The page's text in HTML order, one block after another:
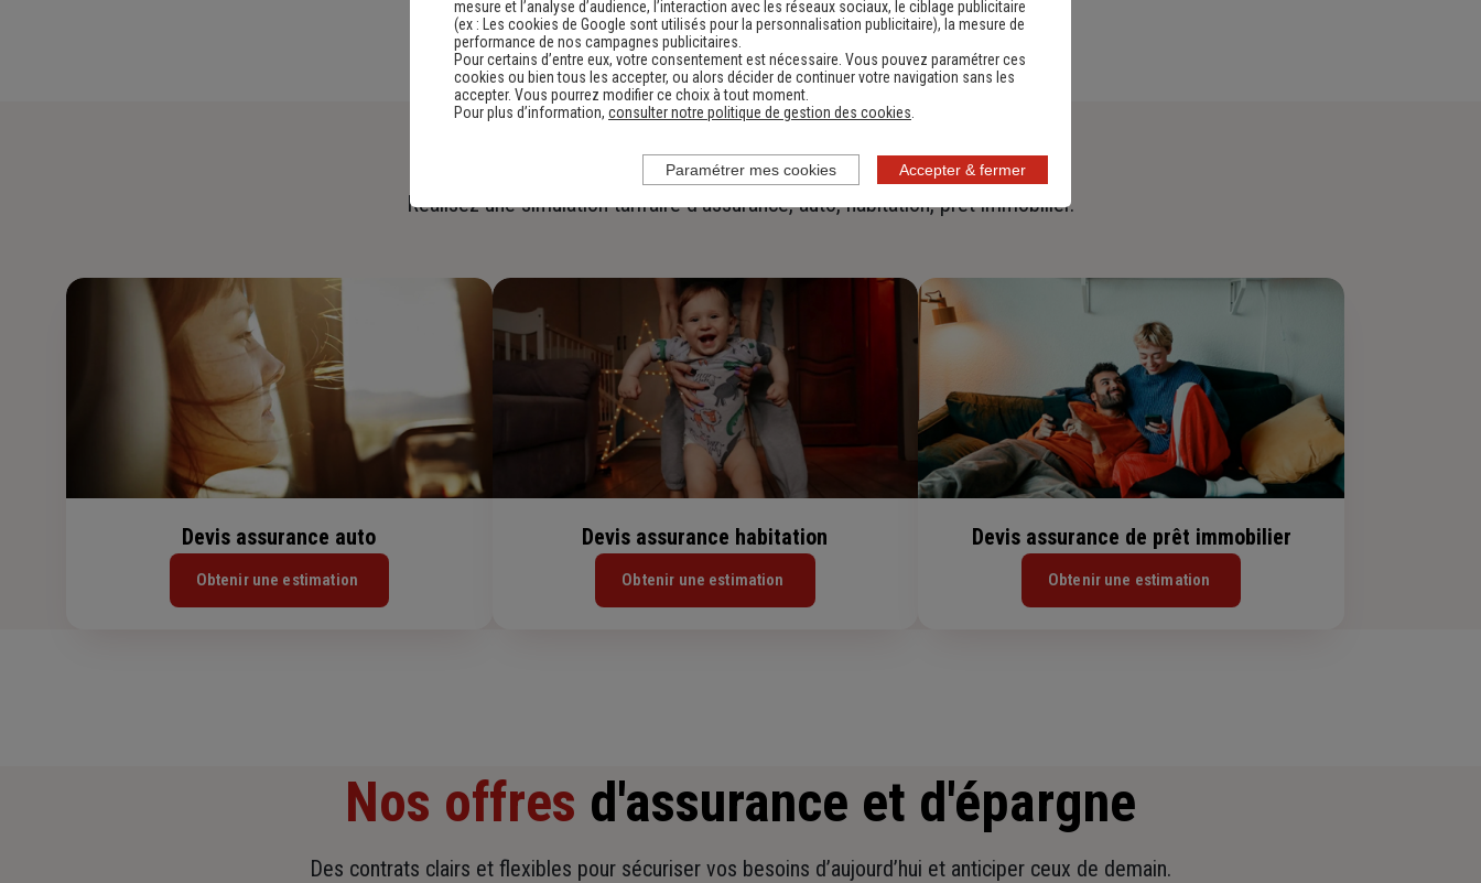
Faitesune simulation
Réalisez une simulation tarifaire d'assurance, auto, habitation, prêt immobilier.
Devis assurance auto
Obtenir une estimation
Devis assurance habitation
Obtenir une estimation
Devis assurance de prêt immobilier
Obtenir une estimation
Nos offres d'assurance et d'épargne
Des contrats clairs et flexibles pour sécuriser vos besoins d’aujourd’hui et anticiper ceux de demain.
mesure et l’analyse d’audience, l’interaction avec les réseaux sociaux, le ciblage publicitaire
(ex :
Les cookies de Google sont utilisés pour la personnalisation publicitaire), la mesure de
performance de nos campagnes publicitaires.
Pour certains d’entre eux, votre consentement est nécessaire. Vous pouvez paramétrer ces
cookies ou bien tous les accepter, ou alors décider de continuer votre navigation sans les
accepter. Vous pourrez modifier ce choix à tout moment.
Pour plus d’information, consulter notre politique de gestion des cookies
Accepter & fermer
Paramétrer mes cookies